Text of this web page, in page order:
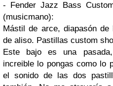
- Fender Jazz Bass
(musicmano):
Mástil de arce, diapasón de
de aliso. Pastillas custom
Este bajo es una
increible lo pongas como lo
el sonido de las dos